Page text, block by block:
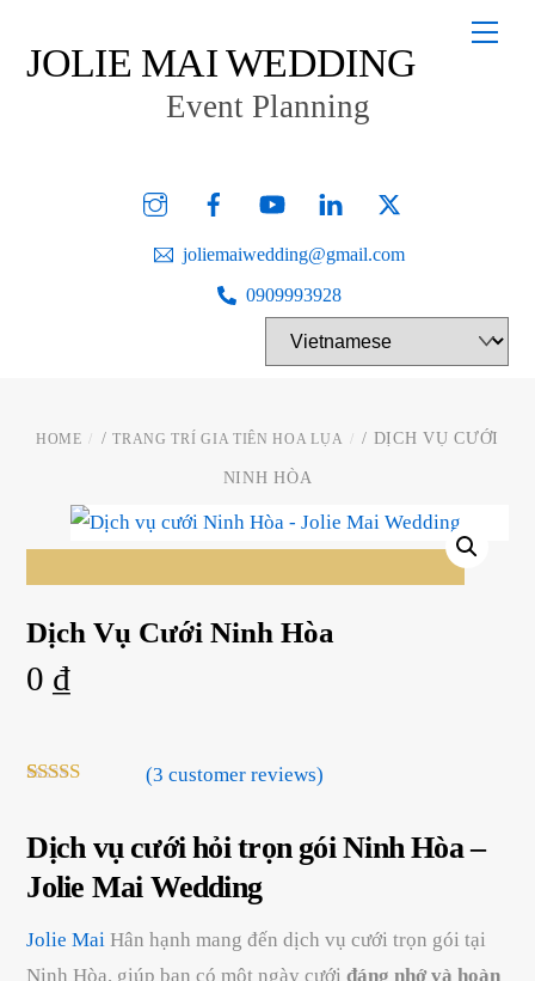
JOLIE MAI WEDDING
Event Planning
Instagram YouTube
joliemaiwedding@gmail.com
0909993928
HOME /TRANG TRÍ GIA TIÊN HOA LỤA / DỊCH VỤ CƯỚI
NINH HÒA
Dịch Vụ Cưới Ninh Hòa
0 ₫
based on
customer
ratings
(3 customer reviews)
Dịch vụ cưới hỏi trọn gói Ninh Hòa –
Jolie Mai Wedding
Jolie Mai Hân hạnh mang đến dịch vụ cưới trọn gói tại
Ninh Hòa, giúp bạn có một ngày cướiđáng nhớ và hoàn